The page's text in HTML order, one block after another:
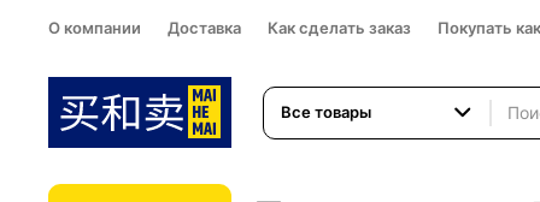
О компании Доставка Как сделать заказ Покупать
Все товары